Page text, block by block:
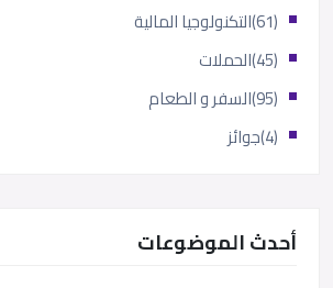
التكنولوجيا المالية
(61)
الحملات
(45)
السفر و الطعام
(95)
جوائز (4)
أحدث الموضوعات